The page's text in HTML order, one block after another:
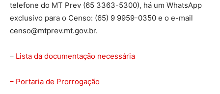
telefone do MT Prev (65 3363-5300), há um WhatsApp
exclusivo para o Censo: (65) 9 9959-0350 e o e-mail
censo@mtprev.mt.gov.br.
– Lista da documentação necessária
– Portaria de Prorrogação